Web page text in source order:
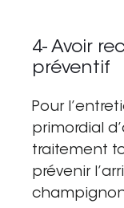
4- Avoir
préventif
Pour
primordial
traitement
prévenir